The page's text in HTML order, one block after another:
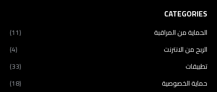
CATEGORIES
الحماية من المراقبة
(11)
الربح من الانترنت
(4)
تطبيقات
(33)
حماية الخصوصية
(18)